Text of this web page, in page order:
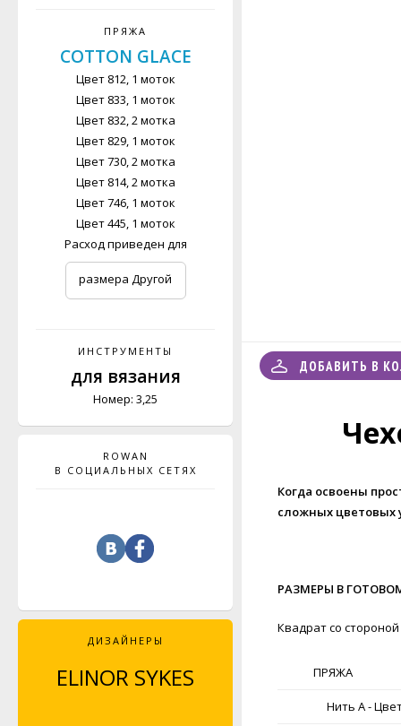
ПРЯЖА
COTTON GLACE
Цвет 812, 1 моток
Цвет 833, 1 моток
Цвет 832, 2 мотка
Цвет 829, 1 моток
Цвет 730, 2 мотка
Цвет 814, 2 мотка
Цвет 746, 1 моток
Цвет 445, 1 моток
Расход приведен для
размера Другой
ИНСТРУМЕНТЫ
для вязания
Номер: 3,25
ROWAN
В СОЦИАЛЬНЫХ СЕТЯХ
ДИЗАЙНЕРЫ
ELINOR SYKES HEIKE GITTINS
ДОБАВИТЬ В
Когда освоены
сложных цветовых
РАЗМЕРЫ В
Квадрат со
ПРЯЖА
Нить А -